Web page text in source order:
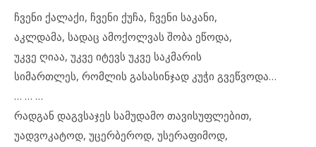
ჩვენი ქალაქი, ჩვენი ქუჩა, ჩვენი საკანი,
აკლდამა, სადაც ამოქოლვას შობა ეწოდა,
უკვე ღიაა, უკვე იტევს უკვე საკმარის
სიმართლეს, რომლის გასასინჯად კუჭი გვეწვოდა…
… … …
რადგან დაგვსაჯეს სამუდამო თავისუფლებით,
უადვოკატოდ, უცერბეროდ, უსერაფიმოდ,